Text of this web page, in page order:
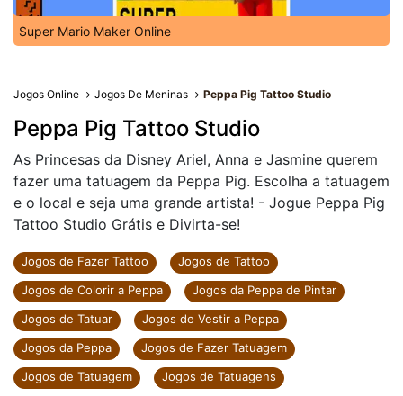
Super Mario Maker Online
Jogos Online Jogos De Meninas Peppa Pig Tattoo Studio
Peppa Pig Tattoo Studio
As Princesas da Disney Ariel, Anna e Jasmine querem
fazer uma tatuagem da Peppa Pig. Escolha a tatuagem
e o local e seja uma grande artista! - Jogue Peppa Pig
Tattoo Studio Grátis e Divirta-se!
Jogos de Fazer Tattoo
Jogos de Tattoo
Jogos de Colorir a Peppa
Jogos da Peppa de Pintar
Jogos de Tatuar
Jogos de Vestir a Peppa
Jogos da Peppa
Jogos de Fazer Tatuagem
Jogos de Tatuagem
Jogos de Tatuagens